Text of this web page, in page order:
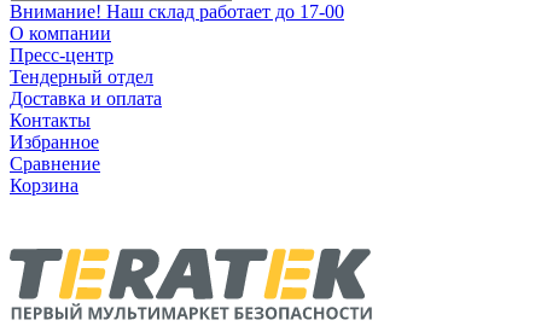
Внимание! Наш склад работает до 17-00
О компании
Пресс-центр
Тендерный отдел
Доставка и оплата
Контакты
Избранное
Сравнение
Корзина